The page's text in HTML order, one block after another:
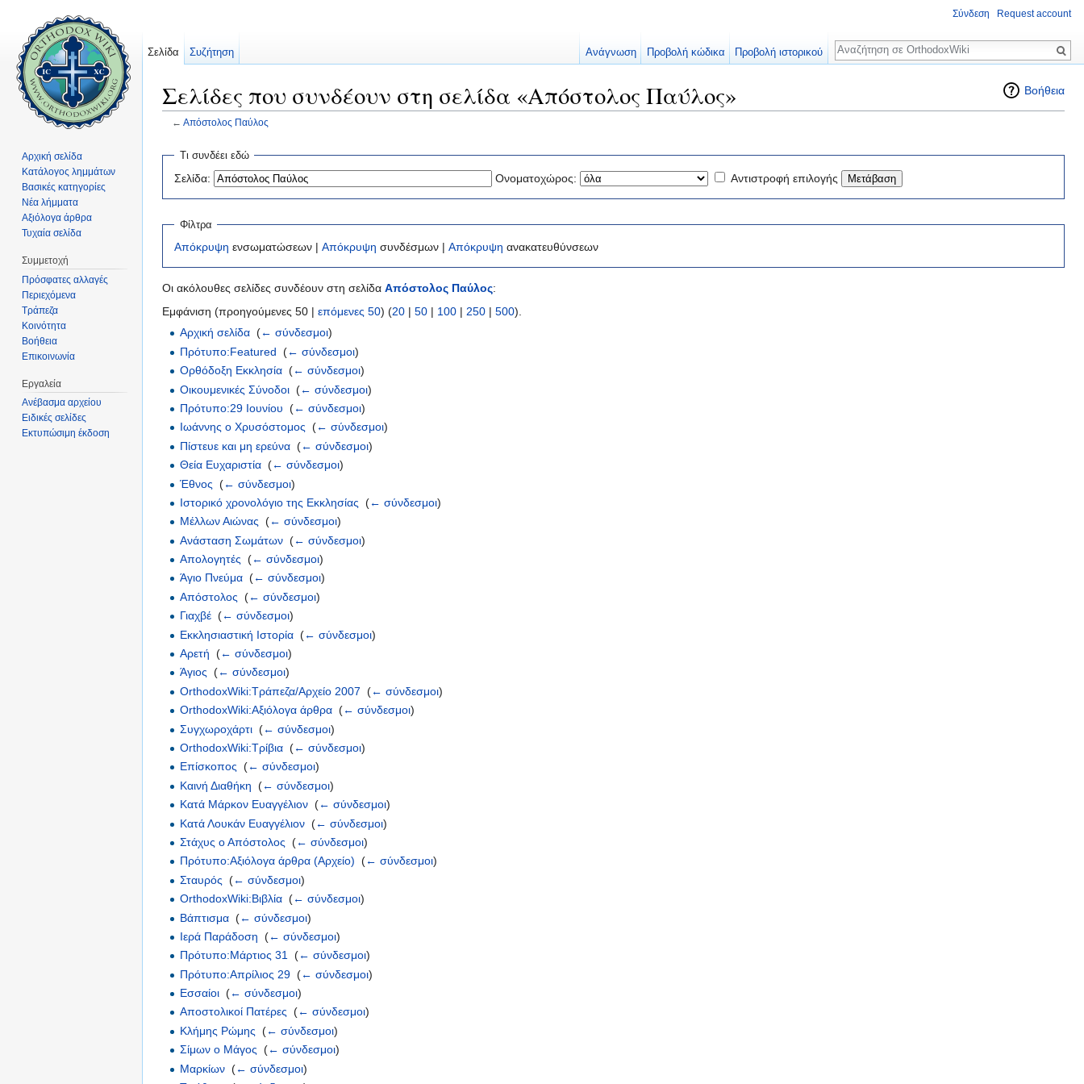
Βοήθεια
Σελίδες που συνδέουν στη σελίδα «Απόστολος Παύλος»
← Απόστολος Παύλος
Τι συνδέει εδώ
Σελίδα: Ονοματοχώρος: Αντιστροφή επιλογής
Φίλτρα
Απόκρυψη ενσωματώσεων | Απόκρυψη συνδέσμων | Απόκρυψη ανακατευθύνσεων
Οι ακόλουθες σελίδες συνδέουν στη σελίδα Απόστολος Παύλος:
Εμφάνιση (προηγούμενες 50 | επόμενες 50) (20 | 50 | 100 | 250 | 500).
Αρχική σελίδα ‎(← σύνδεσμοι)
Πρότυπο:Featured ‎(← σύνδεσμοι)
Ορθόδοξη Εκκλησία ‎(← σύνδεσμοι)
Οικουμενικές Σύνοδοι ‎(← σύνδεσμοι)
Πρότυπο:29 Ιουνίου ‎(← σύνδεσμοι)
Ιωάννης ο Χρυσόστομος ‎(← σύνδεσμοι)
Πίστευε και μη ερεύνα ‎(← σύνδεσμοι)
Θεία Ευχαριστία ‎(← σύνδεσμοι)
Έθνος ‎(← σύνδεσμοι)
Ιστορικό χρονολόγιο της Εκκλησίας ‎(← σύνδεσμοι)
Μέλλων Αιώνας ‎(← σύνδεσμοι)
Ανάσταση Σωμάτων ‎(← σύνδεσμοι)
Απολογητές ‎(← σύνδεσμοι)
Άγιο Πνεύμα ‎(← σύνδεσμοι)
Απόστολος ‎(← σύνδεσμοι)
Γιαχβέ ‎(← σύνδεσμοι)
Εκκλησιαστική Ιστορία ‎(← σύνδεσμοι)
Αρετή ‎(← σύνδεσμοι)
Άγιος ‎(← σύνδεσμοι)
OrthodoxWiki:Τράπεζα/Αρχείο 2007 ‎(← σύνδεσμοι)
OrthodoxWiki:Αξιόλογα άρθρα ‎(← σύνδεσμοι)
Συγχωροχάρτι ‎(← σύνδεσμοι)
OrthodoxWiki:Τρίβια ‎(← σύνδεσμοι)
Επίσκοπος ‎(← σύνδεσμοι)
Καινή Διαθήκη ‎(← σύνδεσμοι)
Κατά Μάρκον Ευαγγέλιον ‎(← σύνδεσμοι)
Κατά Λουκάν Ευαγγέλιον ‎(← σύνδεσμοι)
Στάχυς ο Απόστολος ‎(← σύνδεσμοι)
Πρότυπο:Αξιόλογα άρθρα (Αρχείο) ‎(← σύνδεσμοι)
Σταυρός ‎(← σύνδεσμοι)
OrthodoxWiki:Βιβλία ‎(← σύνδεσμοι)
Βάπτισμα ‎(← σύνδεσμοι)
Ιερά Παράδοση ‎(← σύνδεσμοι)
Πρότυπο:Μάρτιος 31 ‎(← σύνδεσμοι)
Πρότυπο:Απρίλιος 29 ‎(← σύνδεσμοι)
Εσσαίοι ‎(← σύνδεσμοι)
Αποστολικοί Πατέρες ‎(← σύνδεσμοι)
Κλήμης Ρώμης ‎(← σύνδεσμοι)
Σίμων ο Μάγος ‎(← σύνδεσμοι)
Μαρκίων ‎(← σύνδεσμοι)
Σύνδεση Request account
Σελίδα Συζήτηση Ανάγνωση Προβολή κώδικα Προβολή ιστορικού
Αναζήτηση
Αρχική σελίδα
Κατάλογος λημμάτων
Βασικές κατηγορίες
Νέα λήμματα
Αξιόλογα άρθρα
Τυχαία σελίδα
Συμμετοχή
Πρόσφατες αλλαγές
Περιεχόμενα
Τράπεζα
Κοινότητα
Βοήθεια
Επικοινωνία
Εργαλεία
Ανέβασμα αρχείου
Ειδικές σελίδες
Εκτυπώσιμη έκδοση